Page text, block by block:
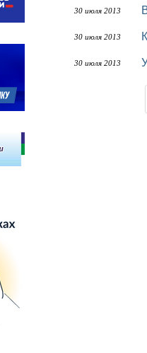
30 июля 2013
30 июля 2013
30 июля 2013